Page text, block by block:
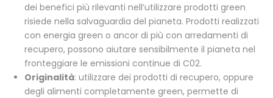
dei benefici più rilevanti nell’utilizzare prodotti green
risiede nella salvaguardia del pianeta. Prodotti realizzati
con energia green o ancor di più con arredamenti di
recupero, possono aiutare sensibilmente il pianeta nel
fronteggiare le emissioni continue di C02.
Originalità: utilizzare dei prodotti di recupero, oppure
degli alimenti completamente green, permette di